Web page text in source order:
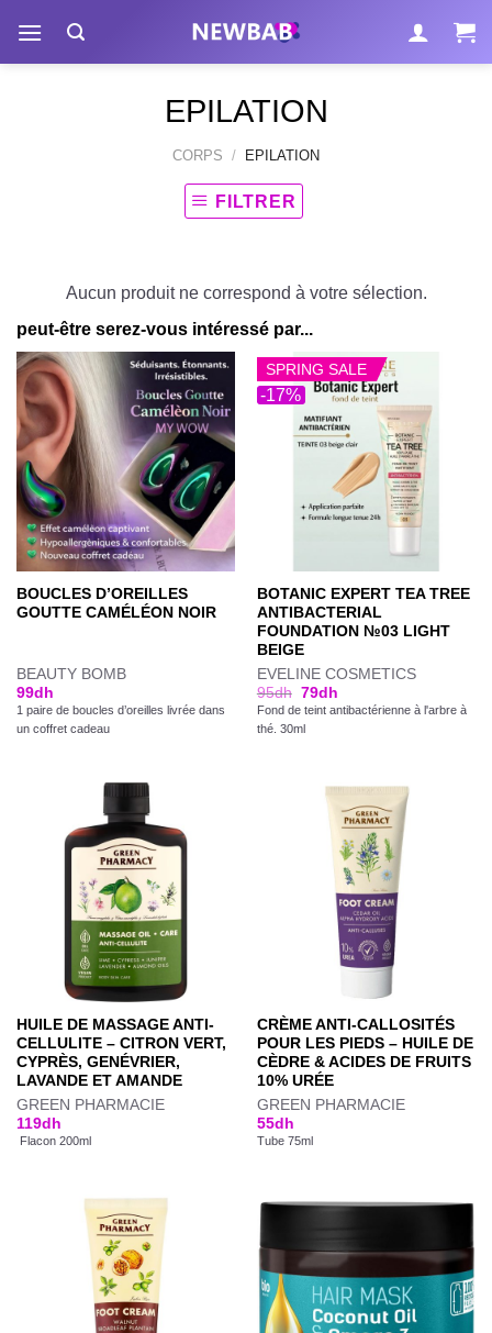
contenu
EPILATION
CORPS / EPILATION
FILTRER
Aucun produit ne correspond à votre sélection.
peut-être serez-vous intéressé par...
BOUCLES D’OREILLES
GOUTTE CAMÉLÉON NOIR
BEAUTY BOMB
99dh
1 paire de boucles d’oreilles livrée dans
un coffret cadeau
-17%
SPRING SALE
BOTANIC EXPERT TEA TREE
ANTIBACTERIAL
FOUNDATION №03 LIGHT
BEIGE
EVELINE COSMETICS
95dh 79dh
Fond de teint antibactérienne à l'arbre à
thé. 30ml
HUILE DE MASSAGE ANTI-
CELLULITE – CITRON VERT,
CYPRÈS, GENÉVRIER,
LAVANDE ET AMANDE
GREEN PHARMACIE
119dh
Flacon 200ml
CRÈME ANTI-CALLOSITÉS
POUR LES PIEDS – HUILE DE
CÈDRE & ACIDES DE FRUITS
10% URÉE
GREEN PHARMACIE
55dh
Tube 75ml